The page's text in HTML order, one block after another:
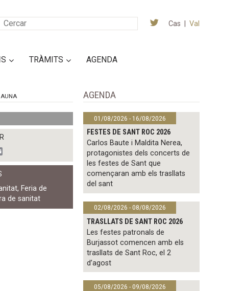
Cas Val
TRÀMITS AGENDA
AUNA
m
a
, Feria de
de sanitat
AGENDA
01/08/2026 - 16/08/2026
FESTES DE SANT ROC 2026
Carlos Baute i Maldita Nerea,
protagonistes dels concerts de
les festes de Sant que
començaran amb els trasllats
del sant
02/08/2026 - 08/08/2026
TRASLLATS DE SANT ROC 2026
Les festes patronals de
Burjassot comencen amb els
trasllats de Sant Roc, el 2
d’agost
05/08/2026 - 09/08/2026